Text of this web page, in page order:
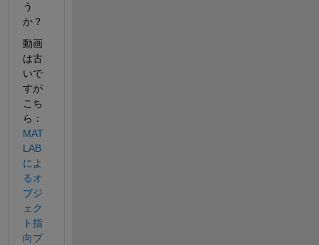
う
か？
動画
は古
いで
すが
こち
ら：
MAT
LAB
によ
るオ
ブジ
ェク
ト指
向プ